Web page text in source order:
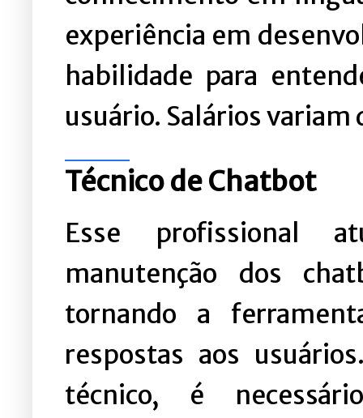
experiência em
habilidade para
usuário. Salários variam
Técnico de Chatbot
Esse profissional
manutenção dos
tornando a
respostas aos
técnico, é